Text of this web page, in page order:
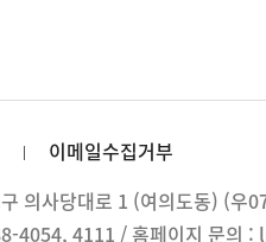
이메일수집거부
의사당대로 1 (여의도동) (우
4054, 4111 / 홈페이지 문의